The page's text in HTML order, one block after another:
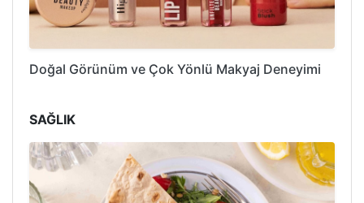
Doğal Görünüm ve Çok Yönlü Makyaj Deneyimi
SAĞLIK